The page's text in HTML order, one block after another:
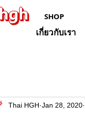
SHOP
เกี่ยวกับเรา
Thai HGH Jan 28, 2020